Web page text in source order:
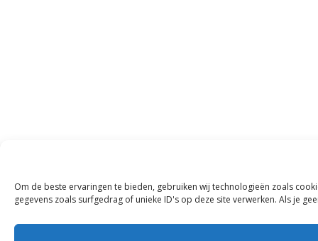
Om de beste ervaringen te bieden, gebruiken wij technologieën zoals
gegevens zoals surfgedrag of unieke ID's op deze site verwerken. Als je